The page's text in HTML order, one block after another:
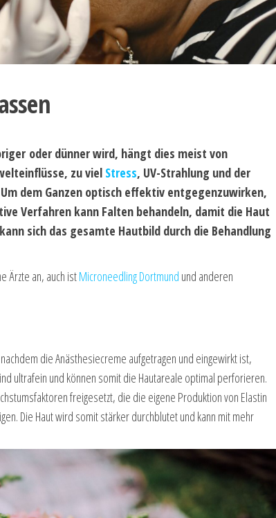
oder dünner wird, hängt dies meist von
zu viel Stress, UV-Strahlung und der
dem Ganzen optisch effektiv entgegenzuwirken,
Verfahren kann Falten behandeln, damit die Haut
sich das gesamte Hautbild durch die Behandlung
Ärzte an, auch istMicroneedling Dortmund und anderen
die Anästhesiecreme aufgetragen und eingewirkt ist,
ultrafein und können somit die Hautareale optimal perforieren.
freigesetzt, die die eigene Produktion von Elastin
Die Haut wird somit stärker durchblutet und kann mit mehr